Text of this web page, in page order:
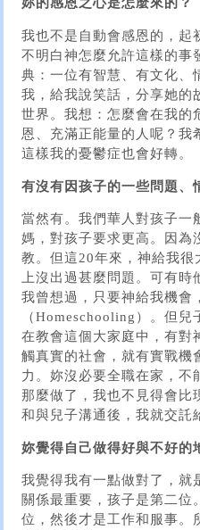
我也不是自動會感恩的，起
不明白神怎麼允許這樣的事
典：一位有智慧、有文化、
我，給我說笑話，分享她的
世界。我想：怎麼會在我的
恩、充滿正能量的人呢？我
這樣我的憂鬱症也會好轉。
有沒有因孩子的一些問題、
當然有。我們華人對孩子一
媽，對孩子要求更高。因為
教。但這20年來，神給我
上沒出過甚麼問題。可有時
我曾想過，只要神給我機會
（Homeschooling）。但
在教會這個大家庭中，有對
觸真實的社會，就有實戰機
力。妳沒必要全職在家，不
那麼做了，我也不見得會比
和與兒子溝通後，我就交託
妳覺得自己做得好與不好的
我覺得我有一點做對了，就
關係最重要，孩子是第二位
位，然後才是工作和服事。